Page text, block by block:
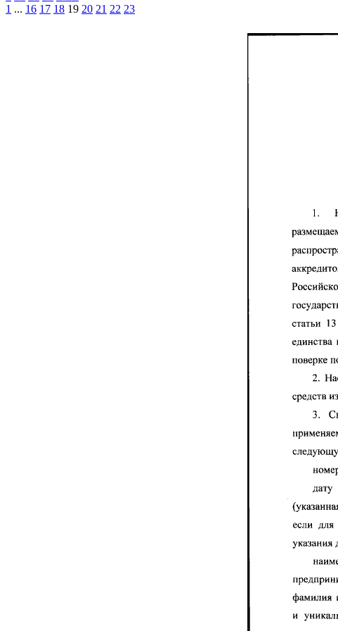
1 ... 16 17 18 19 20 21 22 23